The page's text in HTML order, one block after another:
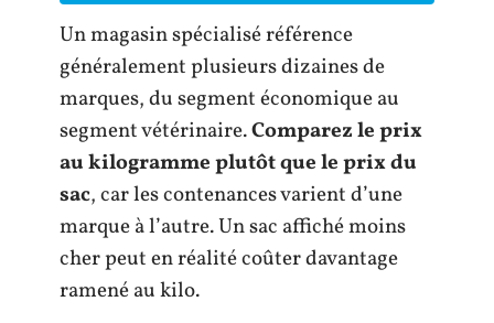
Un magasin spécialisé référence
généralement plusieurs dizaines de
marques, du segment économique au
segment vétérinaire.Comparez le prix
au kilogramme plutôt que le prix du
sac, car les contenances varient d’une
marque à l’autre. Un sac affiché moins
cher peut en réalité coûter davantage
ramené au kilo.